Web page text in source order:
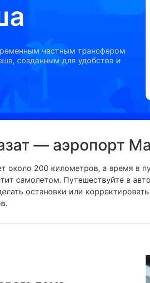
частным трансфером
созданным для удобства и
— аэропорт
около 200 километров, а время в
самолетом. Путешествуйте в
остановки или